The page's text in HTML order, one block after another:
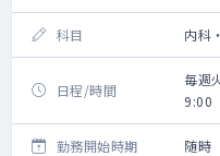
科目 内科
日程/時間
毎週
9:00
勤務開始時期 随時